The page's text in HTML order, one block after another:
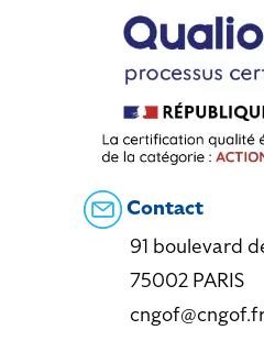
Contact
91 boulevard
75002 PARIS